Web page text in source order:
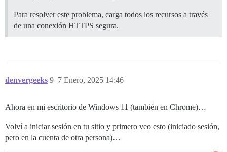
Para resolver este problema, carga todos los recursos a través
de una conexión HTTPS segura.
denvergeeks 7 Enero, 2025 14:46
9
Ahora en mi escritorio de Windows 11 (también en Chrome)…
Volví a iniciar sesión en tu sitio y primero veo esto (iniciado sesión,
pero en la cuenta de otra persona)…